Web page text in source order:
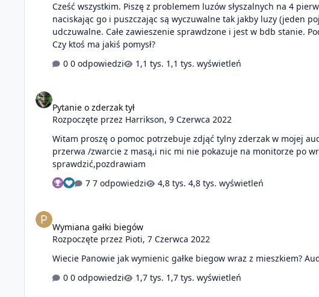
Cześć wszystkim. Piszę z problemem luzów słyszalnych na 4 pierwszych biegach. A mianowicie... Podczas
naciskając go i puszczając są wyczuwalne tak jakby luzy (jeden
udczuwalne. Całe zawieszenie sprawdzone i jest w bdb stanie.
Czy ktoś ma jakiś pomysł?
0 odpowiedzi
1,1 tys. wyświetleń
Pytanie o zderzak tył
Rozpoczęte przez Harrikson,9 Czerwca 2022
Witam proszę o pomoc potrzebuje zdjąć tylny zderzak w mojej
przerwa /zwarcie z masą,i nic mi nie pokazuje na monitorze po
sprawdzić,pozdrawiam
7 odpowiedzi
4,8 tys. wyświetleń
Wymiana gałki biegów
Rozpoczęte przez Pioti,7 Czerwca 2022
Wiecie Panowie jak wymienic gałke biegow wraz z mieszkiem?
0 odpowiedzi
1,7 tys. wyświetleń